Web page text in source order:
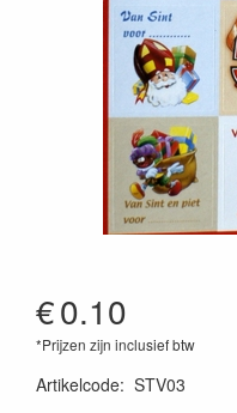
€0.10
*Prijzen zijn inclusief btw
Artikelcode: STV03